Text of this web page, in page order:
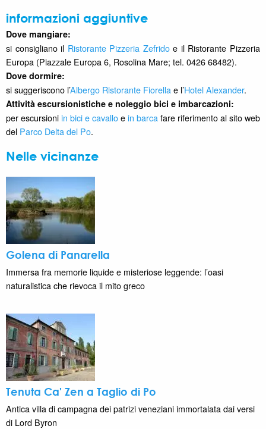
informazioni aggiuntive
Dove mangiare:
si consigliano il Ristorante Pizzeria Zefridoe il Ristorante Pizzeria
Europa (Piazzale Europa 6, Rosolina Mare; tel. 0426 68482).
Dove dormire:
si suggeriscono l’Albergo Ristorante Fiorellae l’Hotel Alexander.
Attività escursionistiche e noleggio bici e imbarcazioni:
per escursioniin bici e cavalloein barcafare riferimento al sito web
del Parco Delta del Po.
Nelle vicinanze
Golena di Panarella
Immersa fra memorie liquide e misteriose leggende: l’oasi
naturalistica che rievoca il mito greco
Tenuta Ca' Zen a Taglio di Po
Antica villa di campagna dei patrizi veneziani immortalata dai versi
di Lord Byron